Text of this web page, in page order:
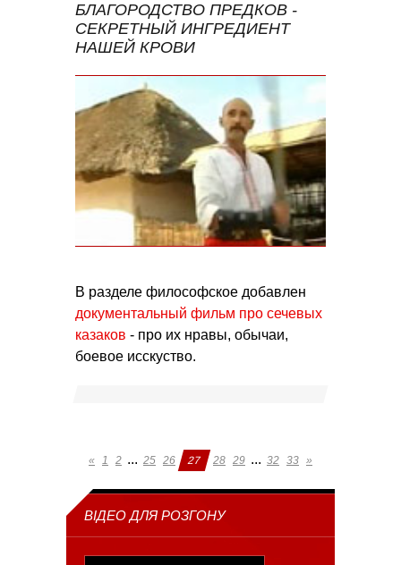
БЛАГОРОДСТВО ПРЕДКОВ -
СЕКРЕТНЫЙ ИНГРЕДИЕНТ
НАШЕЙ КРОВИ
В разделе философское добавлен
документальный фильм про сечевых
казаков - про их нравы, обычаи,
боевое исскуство.
« 1 2 ... 25 26 27 28 29 ... 32 33 »
ВІДЕО ДЛЯ РОЗГОНУ